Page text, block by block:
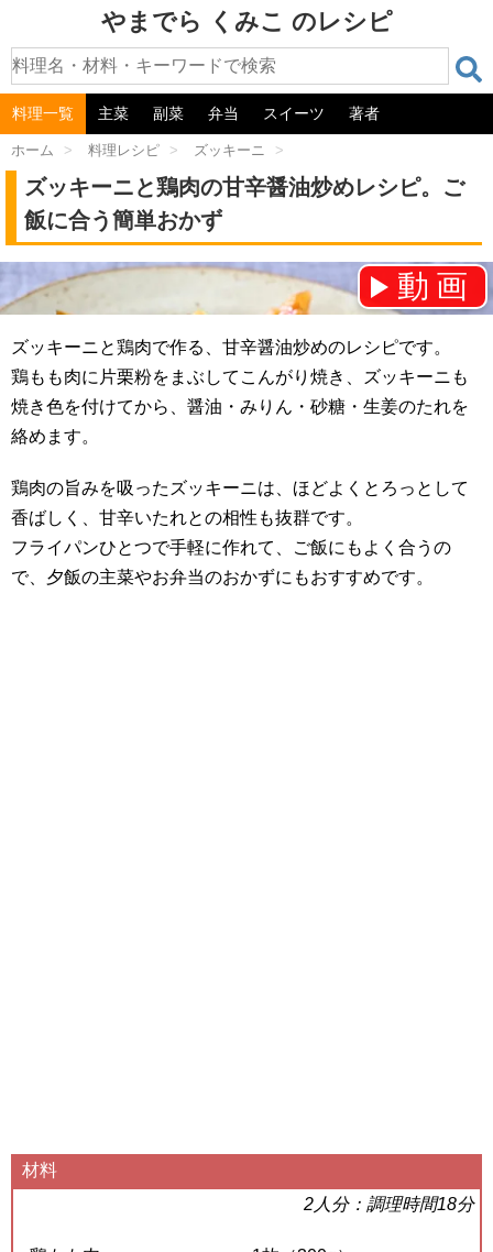
やまでら くみこ のレシピ
料理一覧 主菜 副菜 弁当 スイーツ 著者
ホーム > 料理レシピ > ズッキーニ >
ズッキーニと鶏肉の甘辛醤油炒めレシピ。ご
飯に合う簡単おかず
動画
チャンネル登録をお願いします！⇒
ズッキーニと鶏肉で作る、甘辛醤油炒めのレシピです。
鶏もも肉に片栗粉をまぶしてこんがり焼き、ズッキーニも
焼き色を付けてから、醤油・みりん・砂糖・生姜のたれを
絡めます。
鶏肉の旨みを吸ったズッキーニは、ほどよくとろっとして
香ばしく、甘辛いたれとの相性も抜群です。
フライパンひとつで手軽に作れて、ご飯にもよく合うの
で、夕飯の主菜やお弁当のおかずにもおすすめです。
材料
2人分：調理時間18分